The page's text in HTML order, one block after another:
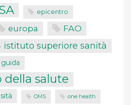
epicentro
europa FAO
istituto superiore sanità
della salute
OMS one health